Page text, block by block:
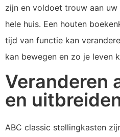
zijn en voldoet trouw aan
hele huis. Een houten
tijd van functie kan
kan bewegen en zo je leven
Veranderen
en
ABC classic stellingkasten